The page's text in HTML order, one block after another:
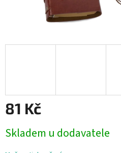
81 Kč
cena:
Skladem u dodavatele